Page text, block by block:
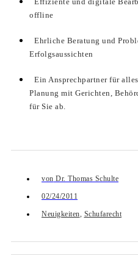
offline
Ehrliche Beratung und
Erfolgsaussichten
Ein Ansprechpartner für
Planung mit Gerichten,
für Sie ab.
von Dr. Thomas Schulte
02/24/2011
Neuigkeiten, Schufarecht